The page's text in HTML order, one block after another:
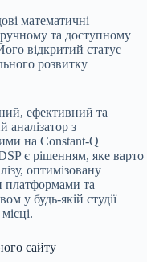
математичні
та доступному
відкритий статус
розвитку
ефективний та
аналізатор з
на Constant-Q
є рішенням, яке варто
оптимізовану
платформами та
у будь-якій студії
сайту